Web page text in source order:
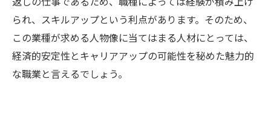
られ、スキルアップという利点があります。そのため、
この業種が求める人物像に当てはまる人材にとっては、
経済的安定性とキャリアアップの可能性を秘めた魅力的
な職業と言えるでしょう。